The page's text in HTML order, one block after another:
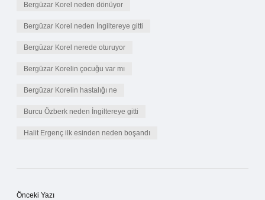
Bergüzar Korel neden dönüyor
Bergüzar Korel neden İngiltereye gitti
Bergüzar Korel nerede oturuyor
Bergüzar Korelin çocuğu var mı
Bergüzar Korelin hastalığı ne
Burcu Özberk neden İngiltereye gitti
Halit Ergenç ilk esinden neden boşandı
Önceki Yazı